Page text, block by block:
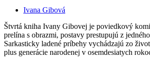
Ivana Gibová
Štvrtá kniha Ivany Gibovej je poviedkový
prelína s obrazmi, postavy prestupujú z
Sarkasticky ladené príbehy vychádzajú zo
plus generácie narodenej v osemdesiatych